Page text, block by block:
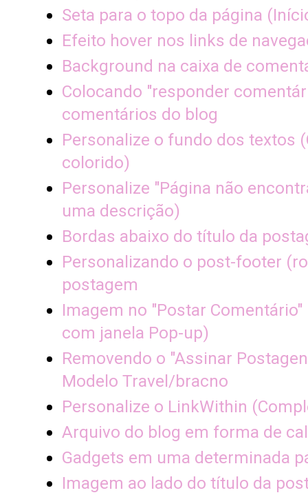
Seta para o topo da página
Efeito hover nos links de
Background na caixa de
Colocando "responder
comentários do blog
Personalize o fundo dos textos
colorido)
Personalize "Página não
uma descrição)
Bordas abaixo do título da
Personalizando o post-footer
postagem
Imagem no "Postar
com janela Pop-up)
Removendo o "Assinar
Modelo Travel/bracno
Personalize o LinkWithin
Arquivo do blog em forma de
Gadgets em uma determinada
Imagem ao lado do título da